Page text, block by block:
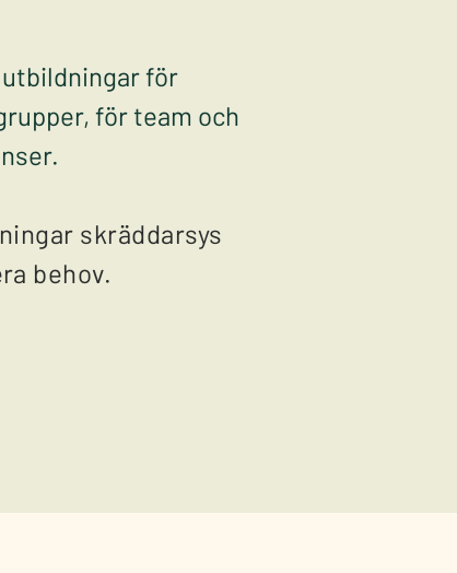
för
för team och
skräddarsys
behov.